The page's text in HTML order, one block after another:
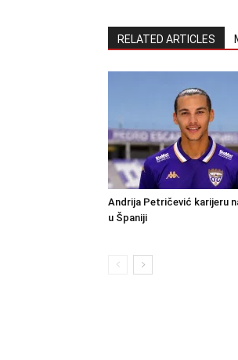
RELATED ARTICLES
Andrija Petričević karijeru
u Španiji